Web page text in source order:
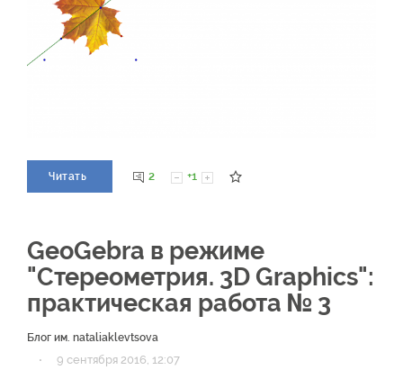
Читать 2 +1
GeoGebra в режиме
"Стереометрия. 3D Graphics":
практическая работа № 3
Блог им. nataliaklevtsova
· 9 сентября 2016, 12:07